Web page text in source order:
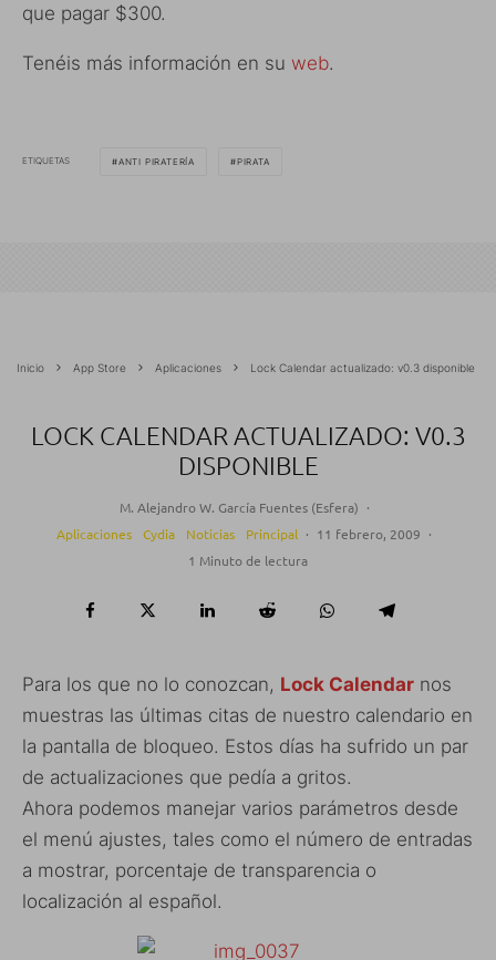
que pagar $300.
Tenéis más información en su web.
ETIQUETAS ANTI PIRATERÍA PIRATA
Inicio App Store Aplicaciones Lock Calendar actualizado: v0.3 disponible
LOCK CALENDAR ACTUALIZADO: V0.3
DISPONIBLE
M. Alejandro W. García Fuentes (Esfera) ·
Aplicaciones
Cydia Noticias Principal · 11 febrero, 2009 ·
1 Minuto de lectura
Para los que no lo conozcan, Lock Calendar nos
muestras las últimas citas de nuestro calendario en
la pantalla de bloqueo. Estos días ha sufrido un par
de actualizaciones que pedía a gritos.
Ahora podemos manejar varios parámetros desde
el menú ajustes, tales como el número de entradas
a mostrar, porcentaje de transparencia o
localización al español.